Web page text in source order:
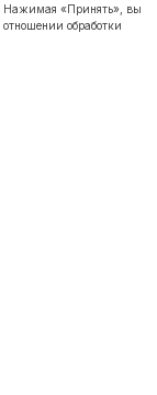
Нажимая «Принять», вы
отношении обработки